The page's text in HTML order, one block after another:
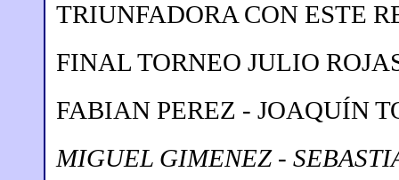
TRIUNFADORA CON ESTE
FINAL TORNEO JULIO
FABIAN PEREZ - JOAQUÍN
MIGUEL GIMENEZ -